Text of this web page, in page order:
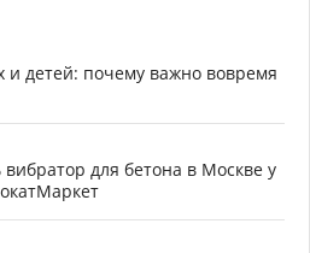
и детей: почему важно вовремя
для бетона в Москве у